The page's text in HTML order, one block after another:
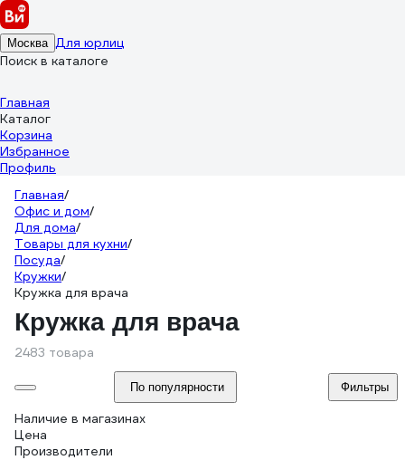
Москва Для юрлиц
Поиск в каталоге
Главная
Каталог
Корзина
Избранное
Профиль
Главная/
Офис и дом/
Для дома/
Товары для кухни/
Посуда/
Кружки/
Кружка для врача
Кружка для врача
2483 товара
По популярности Фильтры
Наличие в магазинах
Цена
Производители